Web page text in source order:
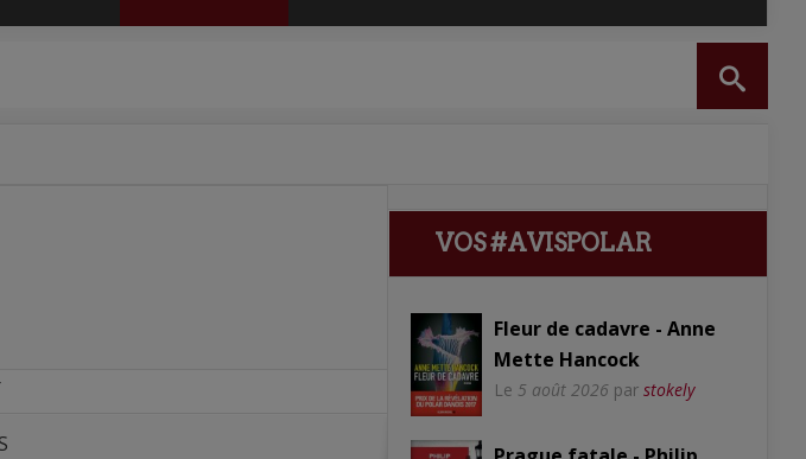
VOS #AVISPOLAR
Fleur de cadavre - Anne
Mette Hancock
Le 5 août 2026 par stokely